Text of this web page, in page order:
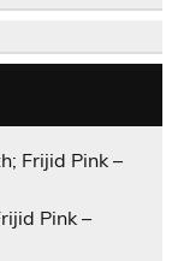
Frijid Pink –
Pink –